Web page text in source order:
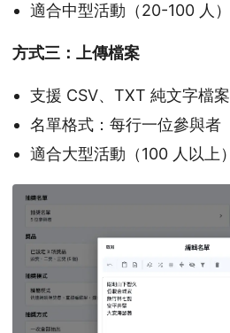
適合中型活動（20-100 人）
方式三：上傳檔案
支援 CSV、TXT 純文字檔案
名單格式：每行一位參與者
適合大型活動（100 人以上）